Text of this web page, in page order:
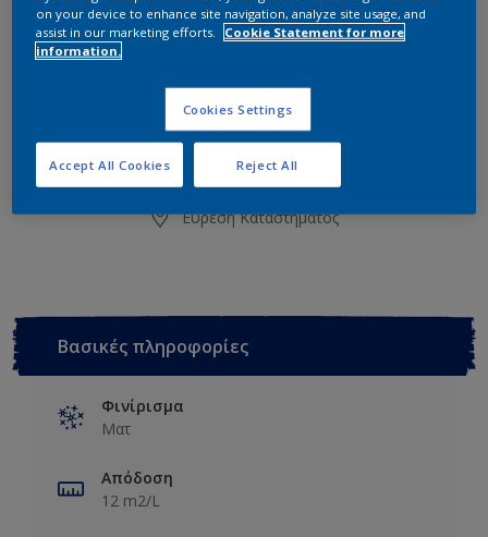
2.9L
2.9L
10L
Υπολογισμός
Προσθήκη στο Workspace
Εύρεση Καταστήματος
Βασικές πληροφορίες
Φινίρισμα
Ματ
Απόδοση
12 m2/L
on your device to enhance site navigation, analyze site usage, and
assist in our marketing efforts.
Cookie Statement for more
information.
Cookies Settings
Reject All
Accept All Cookies